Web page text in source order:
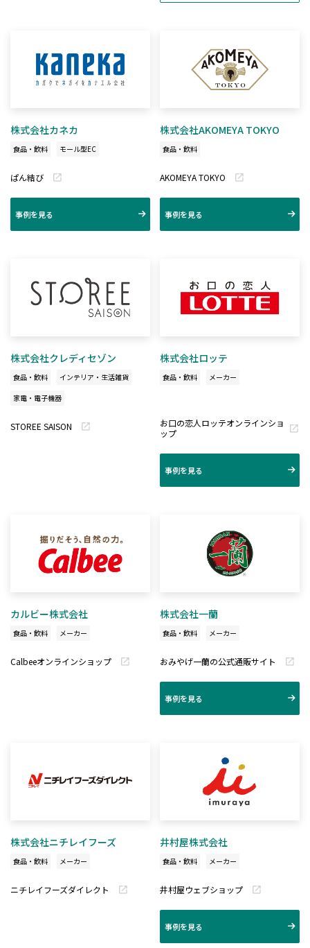
株式会社カネカ
食品・飲料 モール型EC
ぱん結び
事例を見る
株式会社AKOMEYA TOKYO
食品・飲料
AKOMEYA TOKYO
事例を見る
株式会社クレディセゾン
食品・飲料
インテリア・生活雑貨
家電・電子機器
STOREE SAISON
株式会社ロッテ
食品・飲料 メーカー
お口の恋人ロッテオンラインショ
ップ
事例を見る
カルビー株式会社
食品・飲料 メーカー
Calbeeオンラインショップ
株式会社一蘭
食品・飲料 メーカー
おみやげ一蘭の公式通販サイト
事例を見る
株式会社ニチレイフーズ
食品・飲料 メーカー
ニチレイフーズダイレクト
井村屋株式会社
食品・飲料 メーカー
井村屋ウェブショップ
事例を見る